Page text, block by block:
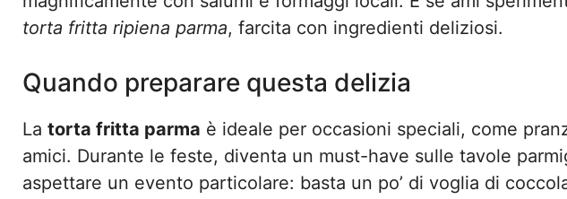
torta fritta ripiena parma, farcita con ingredienti deliziosi.
Quando preparare questa delizia
La torta fritta parma è ideale per occasioni speciali, come
amici. Durante le feste, diventa un must-have sulle tavole
aspettare un evento particolare: basta un po’ di voglia di